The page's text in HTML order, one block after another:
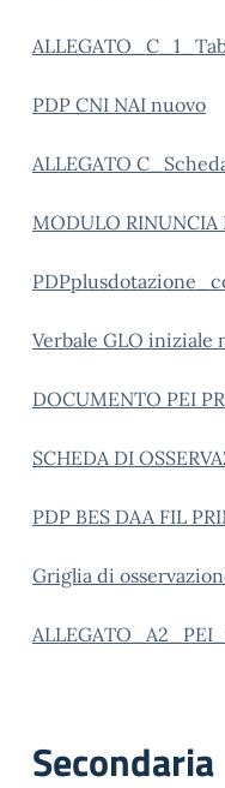
PDP CNI NAI nuovo
ALLEGATO
MODULO RINUNCIA
Verbale GLO iniziale
DOCUMENTO PEI
SCHEDA DI
PDP BES DAA FIL
Griglia di
Secondaria